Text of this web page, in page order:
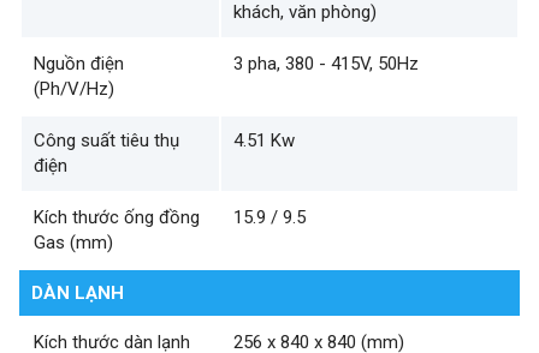
khách, văn phòng)
Nguồn điện
(Ph/V/Hz)
3 pha, 380 - 415V, 50Hz
Công suất tiêu thụ
điện
4.51 Kw
Kích thước ống đồng
Gas (mm)
15.9 / 9.5
DÀN LẠNH
Kích thước dàn lạnh
256 x 840 x 840 (mm)